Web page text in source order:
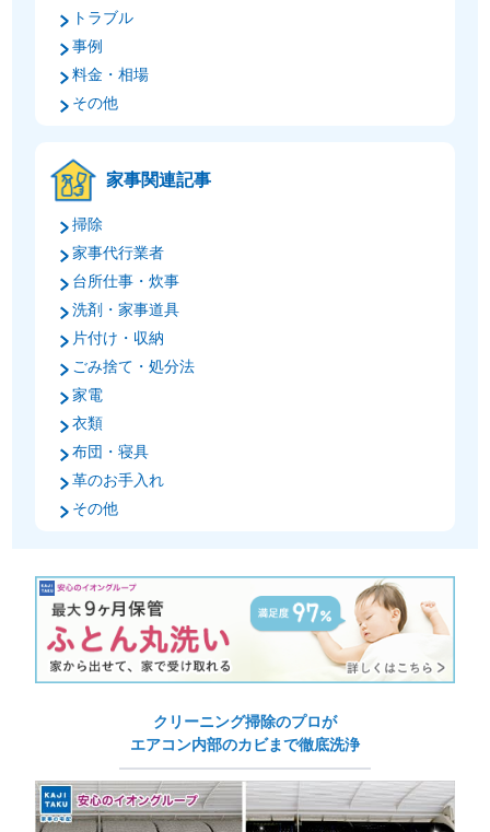
トラブル
事例
料金・相場
その他
家事関連記事
掃除
家事代行業者
台所仕事・炊事
洗剤・家事道具
片付け・収納
ごみ捨て・処分法
家電
衣類
布団・寝具
革のお手入れ
その他
クリーニング掃除のプロが
エアコン内部のカビまで徹底洗浄